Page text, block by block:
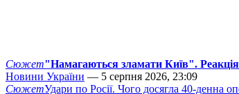
Сюжет"Намагаються зламати Київ". Реакція
Новини України — 5 серпня 2026, 23:09
СюжетУдари по Росії. Чого досягла 40-денна